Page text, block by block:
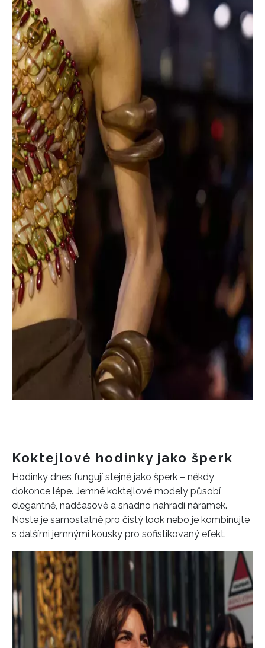
INFORMACE
REDAKCE
Koktejlové hodinky jako šperk
Hodinky dnes fungují stejně jako šperk – někdy
dokonce lépe. Jemné koktejlové modely působí
elegantně, nadčasově a snadno nahradí náramek.
Noste je samostatně pro čistý look nebo je kombinujte
s dalšími jemnými kousky pro sofistikovaný efekt.